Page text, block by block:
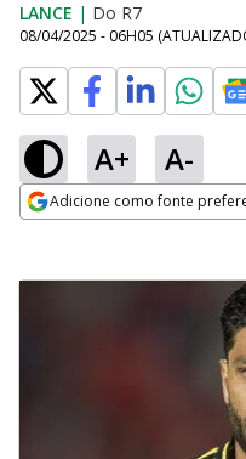
LANCE | Do R7
08/04/2025 - 06H05
A+ A-
Adicione como fonte